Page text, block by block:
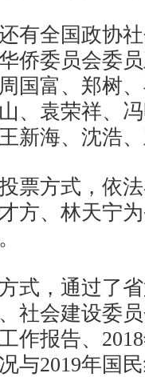
全国政协社
侨委员会委
国富、郑树
、袁荣祥、
新海、沈浩
方式，依法
方、林天宁
，通过了省
社会建设委
作报告、
与2019年国